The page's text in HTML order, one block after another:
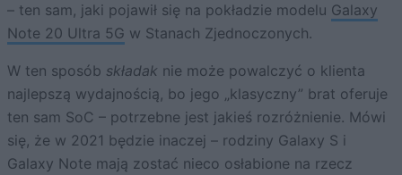
– ten sam, jaki pojawił się na pokładzie modelu Galaxy
Note 20 Ultra 5G w Stanach Zjednoczonych.
W ten sposób składak nie może powalczyć o klienta
najlepszą wydajnością, bo jego „klasyczny” brat oferuje
ten sam SoC – potrzebne jest jakieś rozróżnienie. Mówi
się, że w 2021 będzie inaczej – rodziny Galaxy S i
Galaxy Note mają zostać nieco osłabione na rzecz